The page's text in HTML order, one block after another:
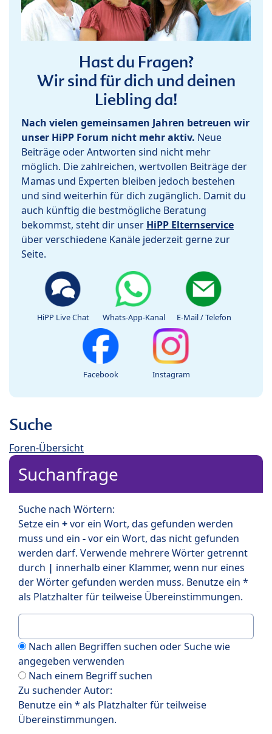
Hast du Fragen?
Wir sind für dich und deinen
Liebling da!
Nach vielen gemeinsamen Jahren betreuen wir
unser HiPP Forum nicht mehr aktiv. Neue
Beiträge oder Antworten sind nicht mehr
möglich. Die zahlreichen, wertvollen Beiträge der
Mamas und Experten bleiben jedoch bestehen
und sind weiterhin für dich zugänglich. Damit du
auch künftig die bestmögliche Beratung
bekommst, steht dir unser HiPP Elternservice
über verschiedene Kanäle jederzeit gerne zur
Seite.
HiPP Live Chat Whats-App-Kanal E-Mail / Telefon
Facebook Instagram
Suche
Foren-Übersicht
Suchanfrage
Suche nach Wörtern:
Setze ein +vor ein Wort, das gefunden werden
muss und ein -vor ein Wort, das nicht gefunden
werden darf. Verwende mehrere Wörter getrennt
durch | innerhalb einer Klammer, wenn nur eines
der Wörter gefunden werden muss. Benutze ein *
als Platzhalter für teilweise Übereinstimmungen.
Nach allen Begriffen suchen oder Suche wie
angegeben verwenden
Nach einem Begriff suchen
Zu suchender Autor:
Benutze ein * als Platzhalter für teilweise
Übereinstimmungen.